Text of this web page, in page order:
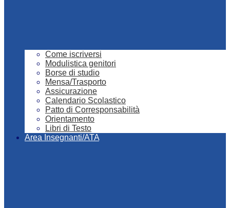
Come iscriversi
Modulistica genitori
Borse di studio
Mensa/Trasporto
Assicurazione
Calendario Scolastico
Patto di Corresponsabilità
Orientamento
Libri di Testo
Area Insegnanti/ATA